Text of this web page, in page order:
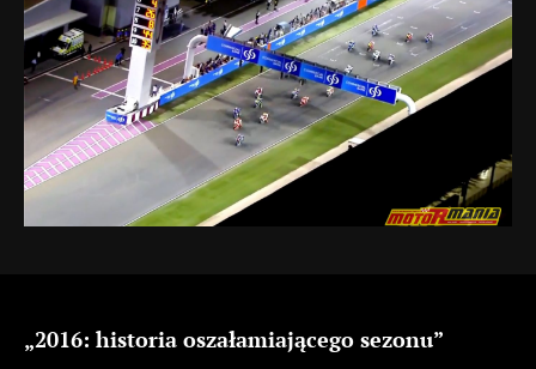
„2016: historia oszałamiającego sezonu”